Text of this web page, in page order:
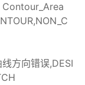
方向错误,DESI